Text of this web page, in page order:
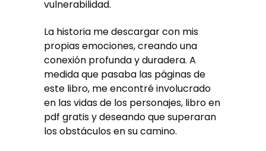
vulnerabilidad.
La historia me descargar con mis
propias emociones, creando una
conexión profunda y duradera. A
medida que pasaba las páginas de
este libro, me encontré involucrado
en las vidas de los personajes, libro en
pdf gratis y deseando que superaran
los obstáculos en su camino.